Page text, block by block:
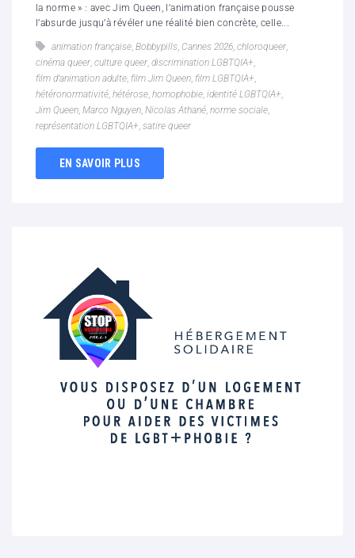
la norme » : avec Jim Queen, l’animation française pousse
l’absurde jusqu’à révéler une réalité bien concrète, celle...
animation française, Bobbypills, Cannes 2026, chloroqueer,
cinéma queer, culture queer, discrimination LGBTQIA+,
film d’animation adulte, film Jim Queen, film LGBTQIA+,
hétéronormativité, hétérose, homophobie, identité LGBTQIA+,
Jim Queen, Marco Nguyen, Nicolas Athané, norme sociale,
représentation LGBTQIA+, satire queer
EN SAVOIR PLUS